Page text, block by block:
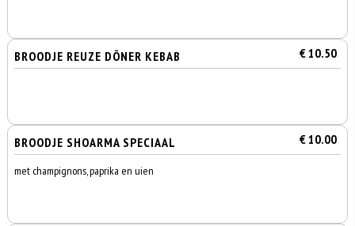
BROODJE REUZE DÖNER KEBAB € 10.50
BROODJE SHOARMA SPECIAAL € 10.00
met champignons, paprika en uien